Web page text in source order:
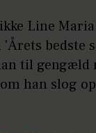
Line
bedste
til gengæld
han slog